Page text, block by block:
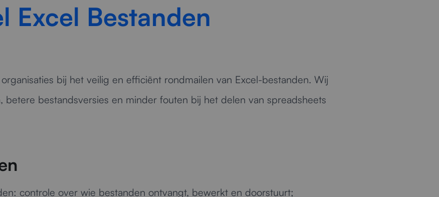
Excel Bestanden
bij het veilig en efficiënt rondmailen van Excel-bestanden. Wij
betere bestandsversies en minder fouten bij het delen van spreadsheets
controle over wie bestanden ontvangt, bewerkt en doorstuurt;